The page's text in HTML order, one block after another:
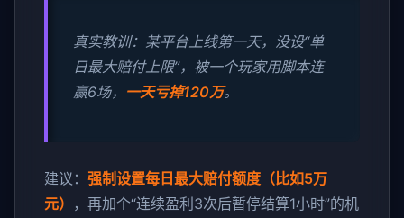
真实教训：某平台上线第一天，没设“单
日最大赔付上限”，被一个玩家用脚本连
赢6场， 一天亏掉120万。
建议： 强制设置每日最大赔付额度（比如5万
元）
，再加个“连续盈利3次后暂停结算1小时”的机